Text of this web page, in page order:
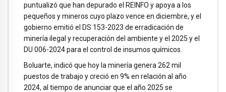
puntualizó que han depurado el REINFO y apoya a los
pequeños y mineros cuyo plazo vence en diciembre, y el
gobierno emitió el DS 153-2023 de erradicación de
minería ilegal y recuperación del ambiente y el 2025 y el
DU 006-2024 para el control de insumos químicos.
Boluarte, indicó que hoy la minería genera 262 mil
puestos de trabajo y creció en 9% en relación al año
2024, al tiempo de anunciar que el año 2025 se